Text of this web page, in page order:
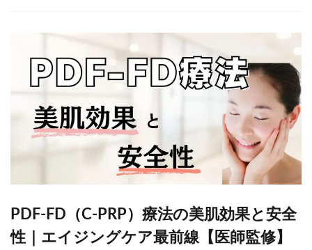
PDF-FD（C-PRP）療法の美肌効果と安全
性｜エイジングケア最前線【医師監修】